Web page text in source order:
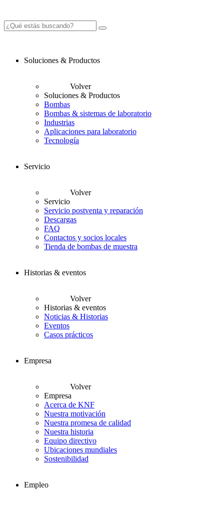
Soluciones & Productos
Volver
Soluciones & Productos
Bombas
Bombas & sistemas de laboratorio
Industrias
Aplicaciones para laboratorio
Tecnología
Servicio
Volver
Servicio
Servicio postventa y reparación
Descargas
FAQ
Contactos y socios locales
Tienda de bombas de muestra
Historias & eventos
Volver
Historias & eventos
Noticias & Historias
Eventos
Casos prácticos
Empresa
Volver
Empresa
Acerca de KNF
Nuestra motivación
Nuestra promesa de calidad
Nuestra historia
Equipo directivo
Ubicaciones mundiales
Sostenibilidad
Empleo